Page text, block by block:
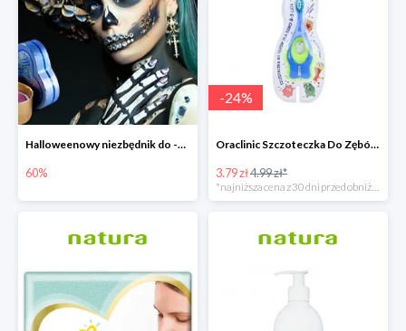
Halloweenowy niezbędnik do -60% taniej
60%
-24%
Oraclinic Szczoteczka Do Zębów Dla Dzieci 0-3 Lata Bardzo Miękka -24%
3.79 zł4.99 zł*